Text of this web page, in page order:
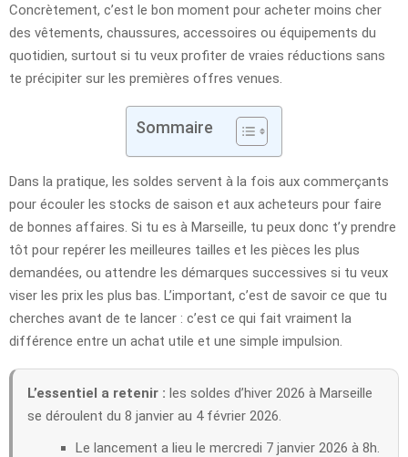
Concrètement, c’est le bon moment pour acheter moins cher
des vêtements, chaussures, accessoires ou équipements du
quotidien, surtout si tu veux profiter de vraies réductions sans
te précipiter sur les premières offres venues.
Sommaire
Dans la pratique, les soldes servent à la fois aux commerçants
pour écouler les stocks de saison et aux acheteurs pour faire
de bonnes affaires. Si tu es à Marseille, tu peux donc t’y prendre
tôt pour repérer les meilleures tailles et les pièces les plus
demandées, ou attendre les démarques successives si tu veux
viser les prix les plus bas. L’important, c’est de savoir ce que tu
cherches avant de te lancer : c’est ce qui fait vraiment la
différence entre un achat utile et une simple impulsion.
L’essentiel a retenir : les soldes d’hiver 2026 à Marseille
se déroulent du 8 janvier au 4 février 2026.
Le lancement a lieu le mercredi 7 janvier 2026 à 8h.